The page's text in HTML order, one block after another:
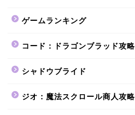
ゲームランキング
コード：ドラゴンブラッド攻略
シャドウブライド
ジオ：魔法スクロール商人攻略